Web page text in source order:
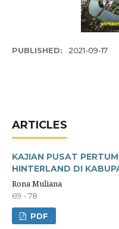
PUBLISHED: 2021-09-17
ARTICLES
KAJIAN PUSAT
HINTERLAND DI
Rona Muliana
69 - 78
PDF